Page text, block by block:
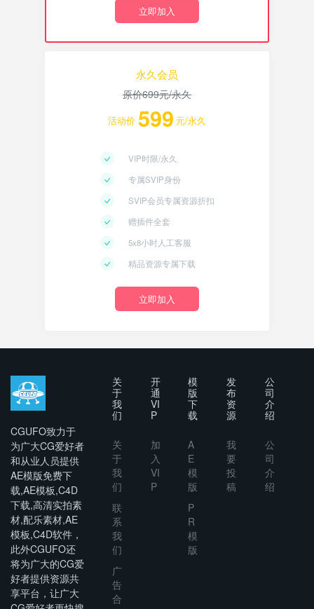
立即加入
永久会员
原价699元/永久
活动价 599 元/永久
VIP时限/永久
专属SVIP身份
SVIP会员专属资源折扣
赠插件全套
5x8小时人工客服
精品资源专属下载
立即加入
CGUFO致力于
为广大CG爱好者
和从业人员提供
AE模版免费下
载,AE模板,C4D
下载,高清实拍素
材,配乐素材,AE
模板,C4D软件，
此外CGUFO还
将为广大的CG爱
好者提供资源共
享平台，让广大
关
于
我
们
关
于
我
们
联
系
我
们
广
告
合
开
通
VI
P
加
入
VI
P
模
版
下
载
A
E
模
版
P
R
模
版
发
布
资
源
我
要
投
稿
公
司
介
绍
公
司
介
绍